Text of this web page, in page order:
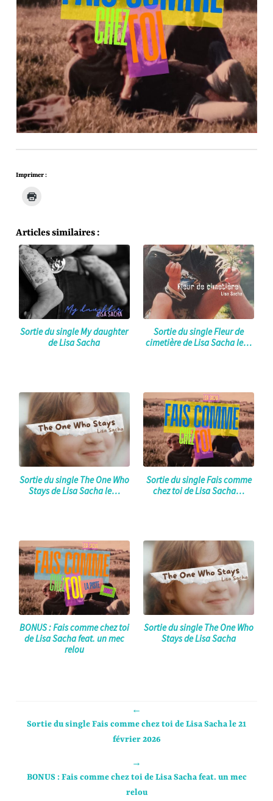
Imprimer :
Articles similaires :
Sortie du single My daughter
de Lisa Sacha
Sortie du single Fleur de
cimetière de Lisa Sacha le…
Sortie du single The One Who
Stays de Lisa Sacha le…
Sortie du single Fais comme
chez toi de Lisa Sacha…
BONUS : Fais comme chez toi
de Lisa Sacha feat. un mec
relou
Sortie du single The One Who
Stays de Lisa Sacha
←
Sortie du single Fais comme chez toi de Lisa Sacha le 21
février 2026
→
BONUS : Fais comme chez toi de Lisa Sacha feat. un mec
relou